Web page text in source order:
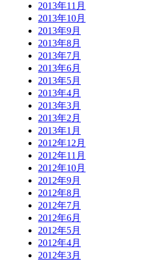
2013年11月
2013年10月
2013年9月
2013年8月
2013年7月
2013年6月
2013年5月
2013年4月
2013年3月
2013年2月
2013年1月
2012年12月
2012年11月
2012年10月
2012年9月
2012年8月
2012年7月
2012年6月
2012年5月
2012年4月
2012年3月